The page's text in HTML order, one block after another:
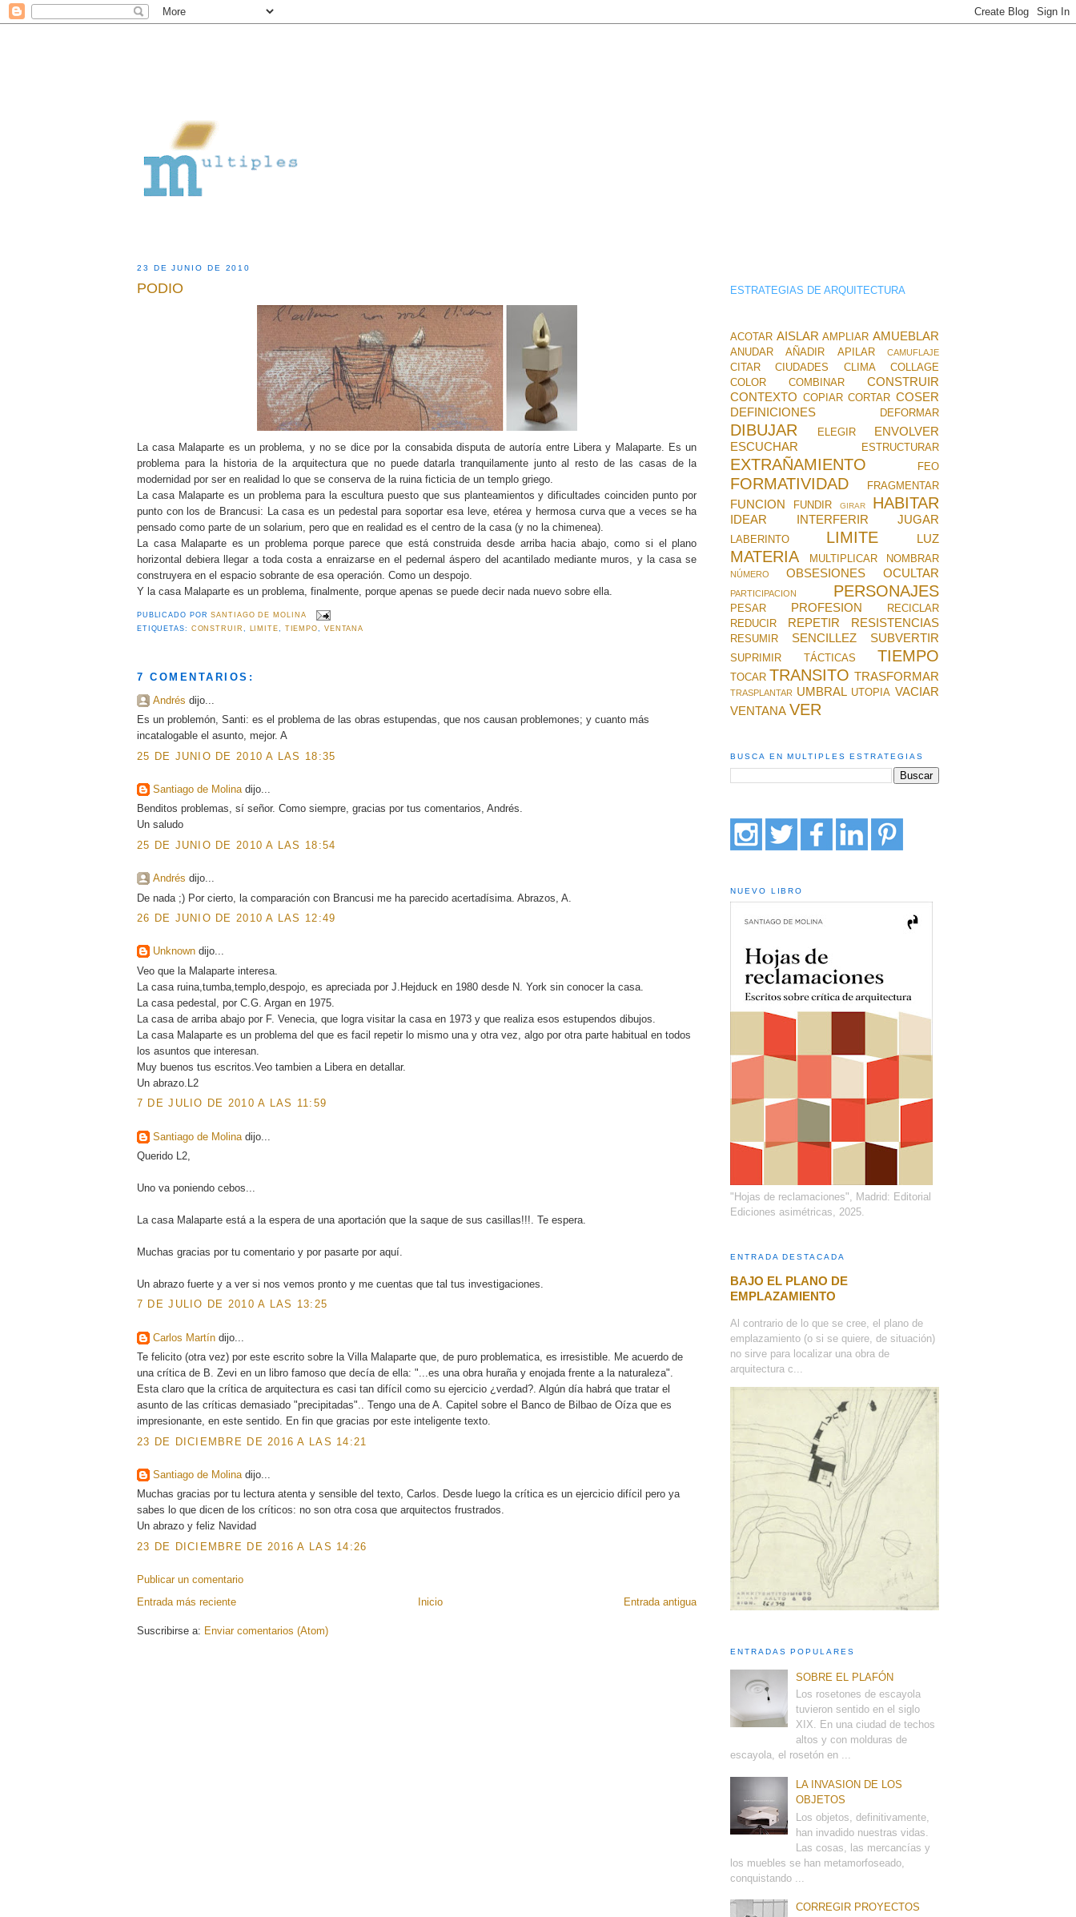
23 DE JUNIO DE 2010
PODIO
La casa Malaparte es un problema, y no se dice por la consabida disputa de autoría entre Libera y Malaparte. Es un
problema para la historia de la arquitectura que no puede datarla tranquilamente junto al resto de las casas de la
modernidad por ser en realidad lo que se conserva de la ruina ficticia de un templo griego.
La casa Malaparte es un problema para la escultura puesto que sus planteamientos y dificultades coinciden punto por
punto con los de Brancusi: La casa es un pedestal para soportar esa leve, etérea y hermosa curva que a veces se ha
pensado como parte de un solarium, pero que en realidad es el centro de la casa (y no la chimenea).
La casa Malaparte es un problema porque parece que está construida desde arriba hacia abajo, como si el plano
horizontal debiera llegar a toda costa a enraizarse en el pedernal áspero del acantilado mediante muros, y la casa se
construyera en el espacio sobrante de esa operación. Como un despojo.
Y la casa Malaparte es un problema, finalmente, porque apenas se puede decir nada nuevo sobre ella.
PUBLICADO PORSANTIAGO DE MOLINA
ETIQUETAS: CONSTRUIR , LIMITE, TIEMPO, VENTANA
7 COMENTARIOS:
Andrés dijo...
Es un problemón, Santi: es el problema de las obras estupendas, que nos causan problemones; y cuanto más
incatalogable el asunto, mejor. A
25 DE JUNIO DE 2010 A LAS 18:35
Santiago de Molinadijo...
Benditos problemas, sí señor. Como siempre, gracias por tus comentarios, Andrés.
Un saludo
25 DE JUNIO DE 2010 A LAS 18:54
Andrés dijo...
De nada ;) Por cierto, la comparación con Brancusi me ha parecido acertadísima. Abrazos, A.
26 DE JUNIO DE 2010 A LAS 12:49
Unknowndijo...
Veo que la Malaparte interesa.
La casa ruina,tumba,templo,despojo, es apreciada por J.Hejduck en 1980 desde N. York sin conocer la casa.
La casa pedestal, por C.G. Argan en 1975.
La casa de arriba abajo por F. Venecia, que logra visitar la casa en 1973 y que realiza esos estupendos dibujos.
La casa Malaparte es un problema del que es facil repetir lo mismo una y otra vez, algo por otra parte habitual en todos
los asuntos que interesan.
Muy buenos tus escritos.Veo tambien a Libera en detallar.
Un abrazo.L2
7 DE JULIO DE 2010 A LAS 11:59
Santiago de Molinadijo...
Querido L2,
Uno va poniendo cebos...
La casa Malaparte está a la espera de una aportación que la saque de sus casillas!!!. Te espera.
Muchas gracias por tu comentario y por pasarte por aquí.
Un abrazo fuerte y a ver si nos vemos pronto y me cuentas que tal tus investigaciones.
7 DE JULIO DE 2010 A LAS 13:25
Carlos Martíndijo...
Te felicito (otra vez) por este escrito sobre la Villa Malaparte que, de puro problematica, es irresistible. Me acuerdo de
una crítica de B. Zevi en un libro famoso que decía de ella: "...es una obra huraña y enojada frente a la naturaleza".
Esta claro que la crítica de arquitectura es casi tan difícil como su ejercicio ¿verdad?. Algún día habrá que tratar el
asunto de las críticas demasiado "precipitadas".. Tengo una de A. Capitel sobre el Banco de Bilbao de Oíza que es
impresionante, en este sentido. En fin que gracias por este inteligente texto.
23 DE DICIEMBRE DE 2016 A LAS 14:21
Santiago de Molinadijo...
Muchas gracias por tu lectura atenta y sensible del texto, Carlos. Desde luego la crítica es un ejercicio difícil pero ya
sabes lo que dicen de los críticos: no son otra cosa que arquitectos frustrados.
Un abrazo y feliz Navidad
23 DE DICIEMBRE DE 2016 A LAS 14:26
Publicar un comentario
Entrada más reciente
Entrada antigua
Inicio
Suscribirse a: Enviar comentarios (Atom)
ESTRATEGIAS DE ARQUITECTURA
ACOTAR AISLAR AMPLIAR AMUEBLAR
ANUDAR AÑADIR APILAR CAMUFLAJE
CITAR CIUDADES CLIMA
COLLAGE
COLOR
COMBINAR
CONSTRUIR
CONTEXTO COPIAR CORTAR COSER
DEFINICIONES
DEFORMAR
DIBUJAR ELEGIR
ENVOLVER
ESCUCHAR
ESTRUCTURAR
EXTRAÑAMIENTO FEO
FORMATIVIDAD FRAGMENTAR
FUNCION FUNDIR GIRAR HABITAR
IDEAR INTERFERIR JUGAR
LABERINTO LIMITE LUZ
MATERIA MULTIPLICAR NOMBRAR
NÚMERO OBSESIONES OCULTAR
PARTICIPACION PERSONAJES
PESAR PROFESION
RECICLAR
REDUCIR
REPETIR RESISTENCIAS
RESUMIR SENCILLEZ SUBVERTIR
SUPRIMIR TÁCTICAS TIEMPO
TOCAR TRANSITO TRASFORMAR
TRASPLANTAR UMBRAL UTOPIA VACIAR
VENTANA VER
BUSCA EN MULTIPLES ESTRATEGIAS
NUEVO LIBRO
"Hojas de reclamaciones", Madrid: Editorial
Ediciones asimétricas, 2025.
ENTRADA DESTACADA
BAJO EL PLANO DE
EMPLAZAMIENTO
Al contrario de lo que se cree, el plano de
emplazamiento (o si se quiere, de situación)
no sirve para localizar una obra de
arquitectura c...
ENTRADAS POPULARES
SOBRE EL PLAFÓN
Los rosetones de escayola
tuvieron sentido en el siglo
XIX. En una ciudad de techos
altos y con molduras de
escayola, el rosetón en ...
LA INVASION DE LOS
OBJETOS
Los objetos, definitivamente,
han invadido nuestras vidas.
Las cosas, las mercancías y
los muebles se han metamorfoseado,
conquistando ...
CORREGIR PROYECTOS